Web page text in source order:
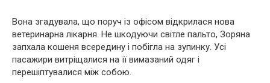
Вона згадувала, що поруч із офісом відкрилася нова
ветеринарна лікарня. Не шкодуючи світле пальто, Зоряна
запхала кошеня всередину і побігла на зупинку. Усі
пасажири витріщалися на її вимазаний одяг і
перешіптувалися між собою.